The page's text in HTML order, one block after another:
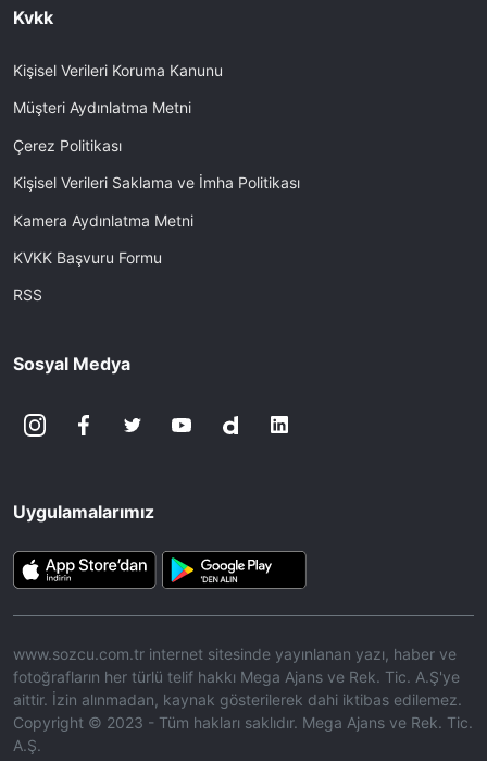
Kvkk
Kişisel Verileri Koruma Kanunu
Müşteri Aydınlatma Metni
Çerez Politikası
Kişisel Verileri Saklama ve İmha Politikası
Kamera Aydınlatma Metni
KVKK Başvuru Formu
RSS
Sosyal Medya
Uygulamalarımız
www.sozcu.com.tr internet sitesinde yayınlanan yazı, haber ve
fotoğrafların her türlü telif hakkı Mega Ajans ve Rek. Tic. A.Ş'ye
aittir. İzin alınmadan, kaynak gösterilerek dahi iktibas edilemez.
Copyright © 2023 - Tüm hakları saklıdır. Mega Ajans ve Rek. Tic.
A.Ş.